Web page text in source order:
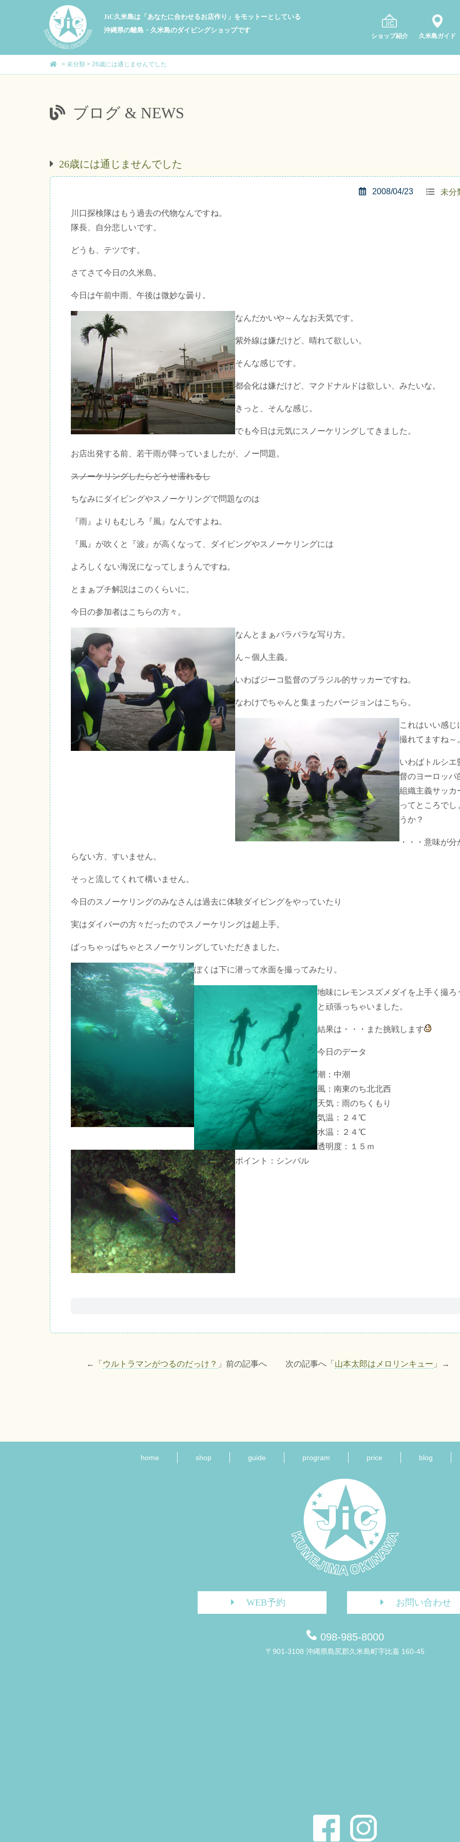
JiC久米島は「あなたに合わせるお店作り」をモットーとしている
沖縄県の離島・久米島のダイビングショップです
ショップ紹介 久米島ガイド
> 未分類 > 26歳には通じませんでした
ブログ & NEWS
26歳には通じませんでした
未分
2008/04/23
川口探検隊はもう過去の代物なんですね。
隊長、自分悲しいです。
どうも、テツです。
さてさて今日の久米島。
今日は午前中雨、午後は微妙な曇り。
なんだかいや～んなお天気です。
紫外線は嫌だけど、晴れて欲しい。
そんな感じです。
都会化は嫌だけど、マクドナルドは欲しい、みたいな。
きっと、そんな感じ。
でも今日は元気にスノーケリングしてきました。
お店出発する前、若干雨が降っていましたが、ノー問題。
スノーケリングしたらどうせ濡れるし
ちなみにダイビングやスノーケリングで問題なのは
『雨』よりもむしろ『風』なんですよね。
『風』が吹くと『波』が高くなって、ダイビングやスノーケリングには
よろしくない海況になってしまうんですね。
とまぁプチ解説はこのくらいに。
今日の参加者はこちらの方々。
なんとまぁバラバラな写り方。
ん～個人主義。
いわばジーコ監督のブラジル的サッカーですね。
なわけでちゃんと集まったバージョンはこちら。
これはいい感じ
撮れてますね～
いわばトルシエ
督のヨーロッパ
組織主義サッカ
ってところでし
うか？
・・・意味が分
らない方、すいません。
そっと流してくれて構いません。
今日のスノーケリングのみなさんは過去に体験ダイビングをやっていたり
実はダイバーの方々だったのでスノーケリングは超上手。
ばっちゃっばちゃとスノーケリングしていただきました。
ぼくは下に潜って水面を撮ってみたり。
地味にレモンスズメダイを上手く撮ろ
と頑張っちゃいました。
結果は・・・また挑戦します
今日のデータ
潮：中潮
風：南東のち北北西
天気：雨のちくもり
気温：２４℃
水温：２４℃
透明度：１５ｍ
ポイント：シンバル
←「 ウルトラマンがつるのだっけ？ 」前の記事へ 次の記事へ「 山本太郎はメロリンキュー 」→
home shop guide program price blog
WEB予約 お問い合わせ
098-985-8000
〒901-3108 沖縄県島尻郡久米島町字比嘉 160-45